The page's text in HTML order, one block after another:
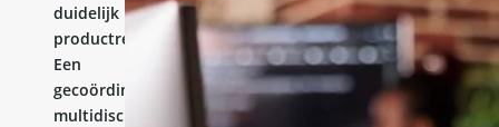
duidelijk
productresultaat.
Een
gecoördineerd
multidisciplinair